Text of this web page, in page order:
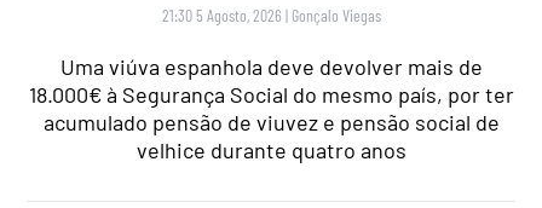
21:30 5 Agosto, 2026 | Gonçalo Viegas
Uma viúva espanhola deve devolver mais de
18.000€ à Segurança Social do mesmo país, por ter
acumulado pensão de viuvez e pensão social de
velhice durante quatro anos